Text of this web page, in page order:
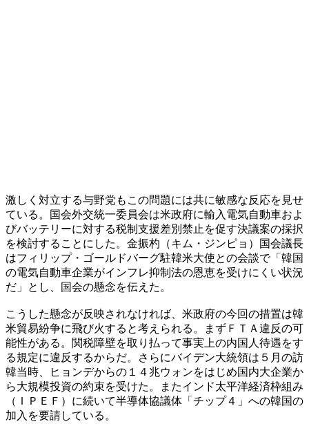
激しく対立する与野党もこの問題には共に敏感な反応を見せ
ている。国会外交統一委員会は米政府に輸入電気自動車およ
びバッテリーに対する税制支援差別禁止を促す決議案の採択
を検討することにした。金振杓（キム・ジンピョ）国会議長
はフィリップ・ゴールドバーグ駐韓米大使との会談で「韓国
の電気自動車企業がインフレ抑制法の恩恵を受けにくい状況
だ」とし、国会の懸念を伝えた。
こうした懸念が反映されなければ、米政府の今回の措置は韓
米貿易紛争に飛び火すると考えられる。まずＦＴＡ違反の可
能性がある。関税障壁を取り払って事実上の内国人待遇をす
る規定に違反するからだ。さらにバイデン大統領は５月の訪
韓当時、ヒョンデからの１４兆ウォンをはじめ国内大企業か
ら大規模投資の約束を受けた。またインド太平洋経済枠組み
（ＩＰＥＦ）に続いて半導体協議体「チップ４」への韓国の
加入を要請している。